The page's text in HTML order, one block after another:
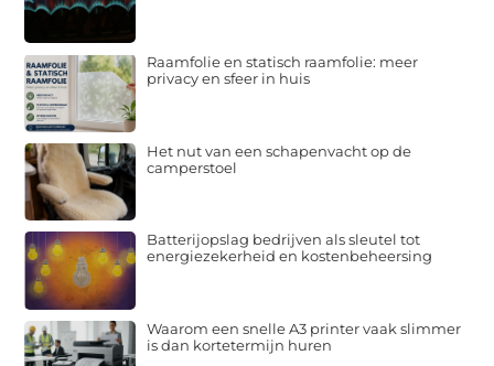
Raamfolie en statisch raamfolie: meer
privacy en sfeer in huis
Het nut van een schapenvacht op de
camperstoel
Batterijopslag bedrijven als sleutel tot
energiezekerheid en kostenbeheersing
Waarom een snelle A3 printer vaak slimmer
is dan kortetermijn huren